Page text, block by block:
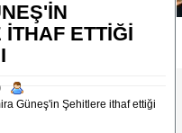
ETTİĞİ
Güneş'in Şehitlere ithaf ettiği